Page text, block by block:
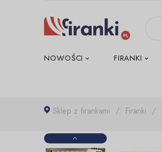
NOWOŚCI FIRANKI
Sklep z firankami Firanki